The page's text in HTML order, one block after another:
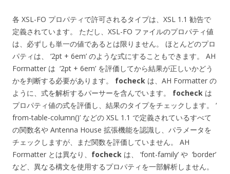
各 XSL-FO プロパティで許可されるタイプは、XSL 1.1 勧告で
定義されています。 ただし、XSL-FO ファイルのプロパティ値
は、必ずしも単一の値であるとは限りません。 ほとんどのプロ
パティは、 ‘2pt + 6em’ のような式にすることもできます。 AH
Formatter は ‘2pt + 6em’ を評価してから結果が正しいかどう
かを判断する必要があります。 focheck は、AH Formatter の
ように、式を解析するパーサーを含んでいます。 focheck は
プロパティ値の式を評価し、結果のタイプをチェックします。 ‘
from-table-column()’ などの XSL 1.1 で定義されているすべて
の関数名や Antenna House 拡張機能を認識し、パラメータを
チェックしますが、まだ関数を評価していません。 AH
Formatter とは異なり、 focheck は、 ‘font-family’ や ‘border’
など、異なる構文を使用するプロパティを一部解析しません。